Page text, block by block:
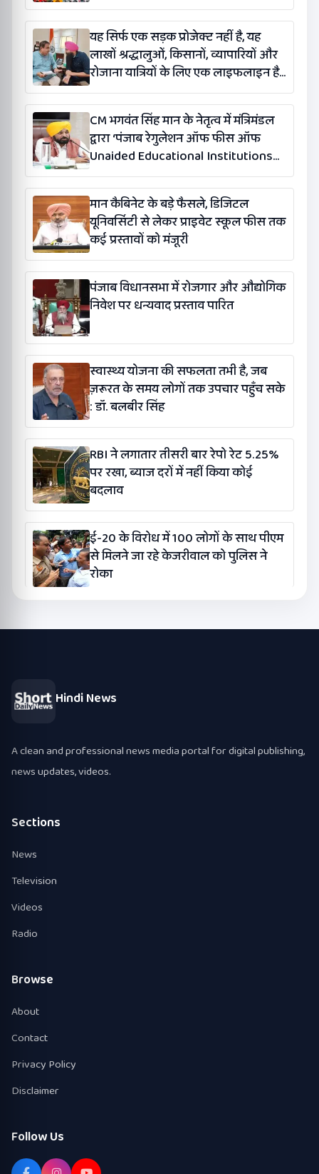
यह सिर्फ एक सड़क प्रोजेक्ट नहीं है, यह
लाखों श्रद्धालुओं, किसानों, व्यापारियों और
रोजाना यात्रियों के लिए एक लाइफलाइन है:
कंग
CM भगवंत सिंह मान के नेतृत्व में मंत्रिमंडल
द्वारा ‘पंजाब रेगुलेशन ऑफ फीस ऑफ
Unaided Educational Institutions
(संशोधन) विधेयक-2026’ पास
मान कैबिनेट के बड़े फैसले, डिजिटल
यूनिवर्सिटी से लेकर प्राइवेट स्कूल फीस तक
कई प्रस्तावों को मंजूरी
पंजाब विधानसभा में रोजगार और औद्योगिक
निवेश पर धन्यवाद प्रस्ताव पारित
स्वास्थ्य योजना की सफलता तभी है, जब
ज़रूरत के समय लोगों तक उपचार पहुँच सके
: डॉ. बलबीर सिंह
RBI ने लगातार तीसरी बार रेपो रेट 5.25%
पर रखा, ब्याज दरों में नहीं किया कोई
बदलाव
ई-20 के विरोध में 100 लोगों के साथ पीएम
से मिलने जा रहे केजरीवाल को पुलिस ने
रोका
Hindi News
A clean and professional news media portal for digital publishing,
news updates, videos.
Sections
News
Television
Videos
Radio
Browse
About
Contact
Privacy Policy
Disclaimer
Follow Us